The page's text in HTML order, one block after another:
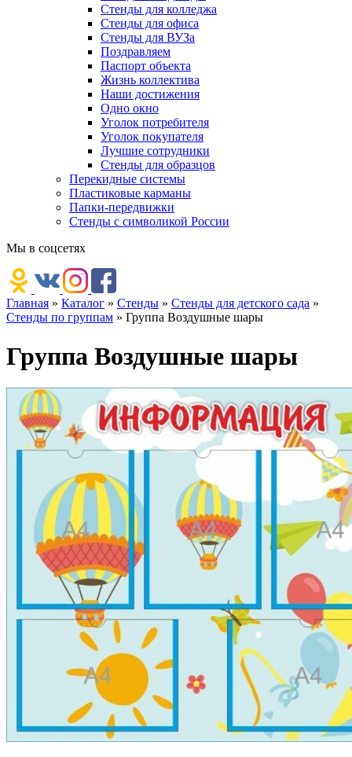
Стенды для колледжа
Стенды для офиса
Стенды для ВУЗа
Поздравляем
Паспорт объекта
Жизнь коллектива
Наши достижения
Одно окно
Уголок потребителя
Уголок покупателя
Лучшие сотрудники
Стенды для образцов
Перекидные системы
Пластиковые карманы
Папки-передвижки
Стенды с символикой России
Мы в соцсетях
Главная » Каталог » Стенды » Стенды для детского сада »
Стенды по группам » Группа Воздушные шары
Группа Воздушные шары